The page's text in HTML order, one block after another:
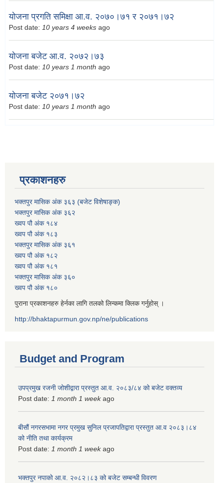
योजना प्रगति समिक्षा आ.व. २०७०।७१ र २०७१।७२
Post date: 10 years 4 weeks ago
योजना बजेट आ.व. २०७२।७३
Post date: 10 years 1 month ago
योजना बजेट २०७१।७२
Post date: 10 years 1 month ago
प्रकाशनहरु
भक्तपुर मासिक अंक ३६३ (बजेट विशेषाङ्क)
भक्तपुर मासिक अंक ३६२
ख्वप पौ अंक १८४
ख्वप पौ अंक १८३
भक्तपुर मासिक अंक ३६१
ख्वप पौ अंक १८२
ख्वप पौ अंक १८१
भक्तपुर मासिक अंक ३६०
ख्वप पौ अंक १८०
पुराना प्रकाशनहरु हेर्नका लागि तलको लिन्कमा क्लिक गर्नुहोस् ।
http://bhaktapurmun.gov.np/ne/publications
Budget and Program
उपप्रमुख रजनी जोशीद्वारा प्रस्तुत आ.व. २०८३/८४ को बजेट वक्तव्य
Post date: 1 month 1 weekago
बीसौं नगरसभामा नगर प्रमुख सुनिल प्रजापतिद्वारा प्रस्तुत आ.व‍ २०८३।८४
को नीति तथा कार्यक्रम
Post date: 1 month 1 weekago
भक्तपुर नपाको आ.व. २०८२।८३ को बजेट सम्बन्धी विवरण